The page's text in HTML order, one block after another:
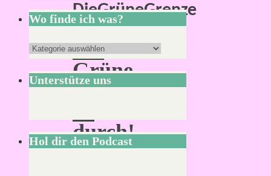
DieGrüneGrenze
Die
Grüne
Grenze
durch!
(Call
nach:
Wo finde ich was?
Wo
finde
ich
Unterstütze uns
Hol dir den Podcast